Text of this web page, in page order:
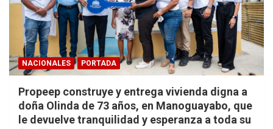
NACIONALES PORTADA
Propeep construye y entrega vivienda digna a
doña Olinda de 73 años, en Manoguayabo, que
le devuelve tranquilidad y esperanza a toda su